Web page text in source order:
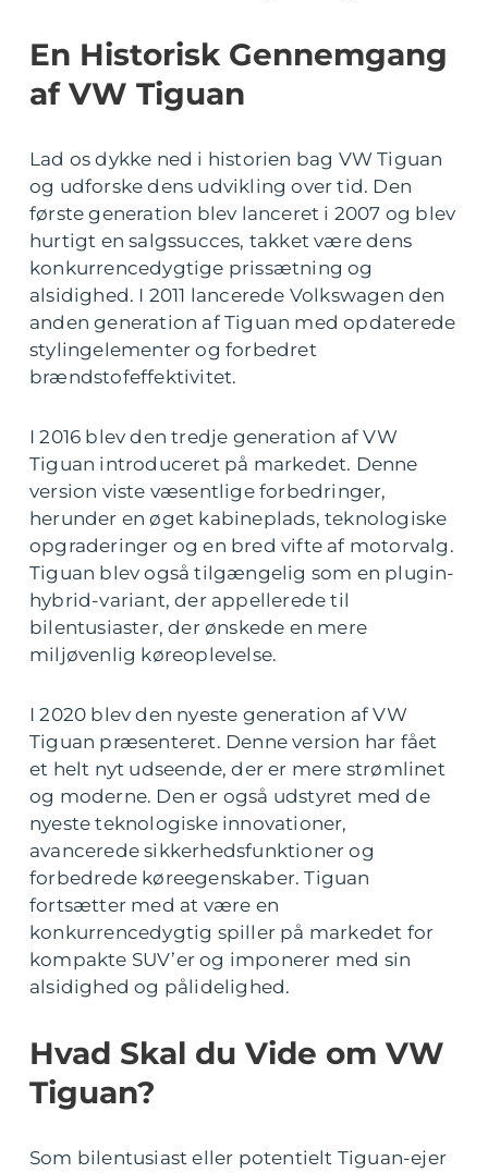
En Historisk Gennemgang
af VW Tiguan
Lad os dykke ned i historien bag VW Tiguan
og udforske dens udvikling over tid. Den
første generation blev lanceret i 2007 og blev
hurtigt en salgssucces, takket være dens
konkurrencedygtige prissætning og
alsidighed. I 2011 lancerede Volkswagen den
anden generation af Tiguan med opdaterede
stylingelementer og forbedret
brændstofeffektivitet.
I 2016 blev den tredje generation af VW
Tiguan introduceret på markedet. Denne
version viste væsentlige forbedringer,
herunder en øget kabineplads, teknologiske
opgraderinger og en bred vifte af motorvalg.
Tiguan blev også tilgængelig som en plugin-
hybrid-variant, der appellerede til
bilentusiaster, der ønskede en mere
miljøvenlig køreoplevelse.
I 2020 blev den nyeste generation af VW
Tiguan præsenteret. Denne version har fået
et helt nyt udseende, der er mere strømlinet
og moderne. Den er også udstyret med de
nyeste teknologiske innovationer,
avancerede sikkerhedsfunktioner og
forbedrede køreegenskaber. Tiguan
fortsætter med at være en
konkurrencedygtig spiller på markedet for
kompakte SUV’er og imponerer med sin
alsidighed og pålidelighed.
Hvad Skal du Vide om VW
Tiguan?
Som bilentusiast eller potentielt Tiguan-ejer